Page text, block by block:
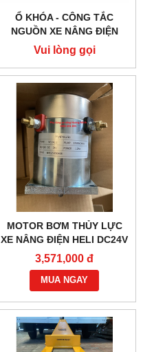
Ổ KHÓA - CÔNG TẮC
NGUỒN XE NÂNG ĐIỆN
JK404C-1
Vui lòng gọi
MOTOR BƠM THỦY LỰC
XE NÂNG ĐIỆN HELI DC24V
1.2KW- YC2412
3,571,000 đ
MUA NGAY